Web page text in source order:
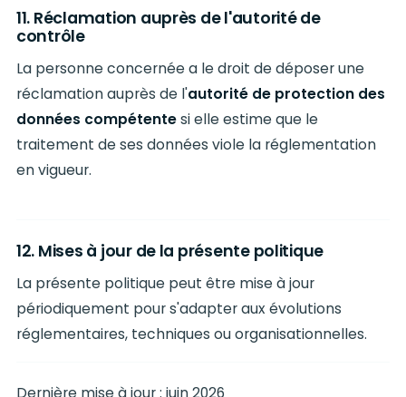
11. Réclamation auprès de l'autorité de
contrôle
La personne concernée a le droit de déposer une
réclamation auprès de l'autorité de protection des
données compétentesi elle estime que le
traitement de ses données viole la réglementation
en vigueur.
12. Mises à jour de la présente politique
La présente politique peut être mise à jour
périodiquement pour s'adapter aux évolutions
réglementaires, techniques ou organisationnelles.
Dernière mise à jour : juin 2026